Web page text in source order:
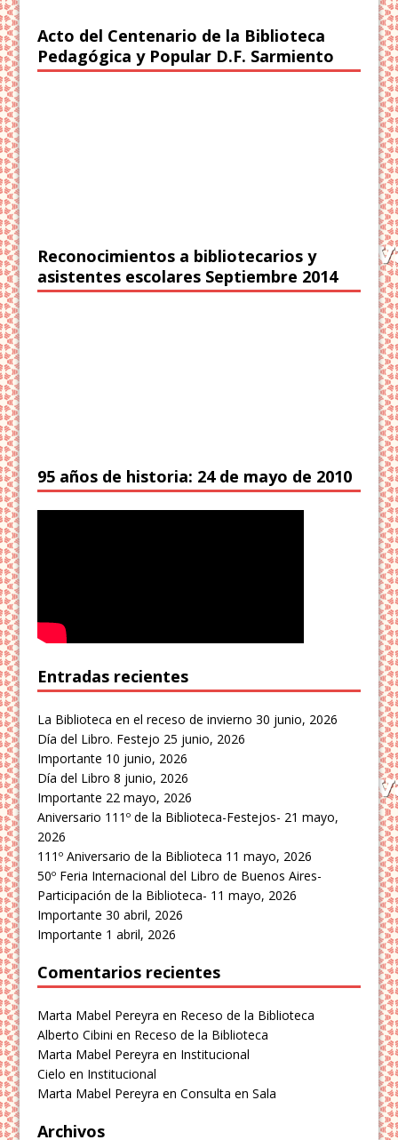
Acto del Centenario de la Biblioteca
Pedagógica y Popular D.F. Sarmiento
Reconocimientos a bibliotecarios y
asistentes escolares Septiembre 2014
95 años de historia: 24 de mayo de 2010
Entradas recientes
La Biblioteca en el receso de invierno 30 junio, 2026
Día del Libro. Festejo 25 junio, 2026
Importante 10 junio, 2026
Día del Libro 8 junio, 2026
Importante 22 mayo, 2026
Aniversario 111º de la Biblioteca-Festejos- 21 mayo,
2026
111º Aniversario de la Biblioteca 11 mayo, 2026
50º Feria Internacional del Libro de Buenos Aires-
Participación de la Biblioteca- 11 mayo, 2026
Importante 30 abril, 2026
Importante 1 abril, 2026
Comentarios recientes
Marta Mabel Pereyra en Receso de la Biblioteca
Alberto Cibini en Receso de la Biblioteca
Marta Mabel Pereyra en Institucional
Cielo en Institucional
Marta Mabel Pereyra enConsulta en Sala
Archivos